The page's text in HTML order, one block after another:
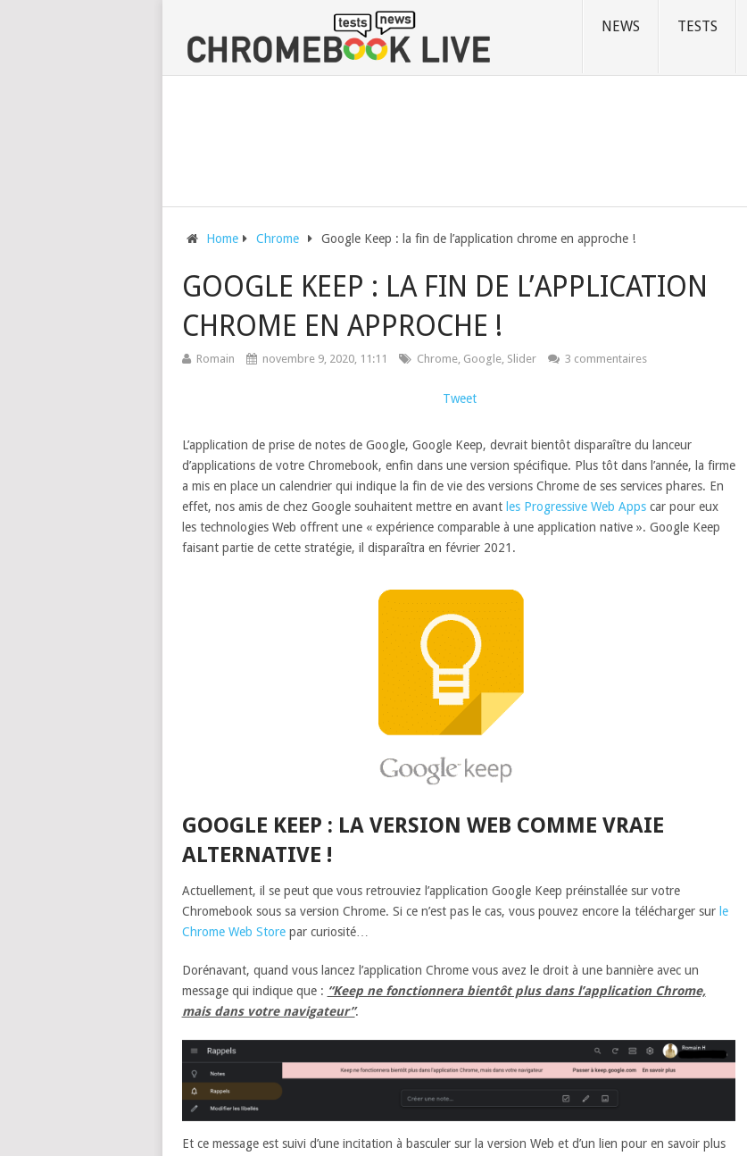
NEWS TESTS
Home Chrome Google Keep : la fin de l’application chrome en approche !
GOOGLE KEEP : LA FIN DE L’APPLICATION
CHROME EN APPROCHE !
Romain novembre 9, 2020, 11:11 Chrome, Google, Slider 3 commentaires
Tweet
L’application de prise de notes de Google, Google Keep, devrait bientôt disparaître du lanceur
d’applications de votre Chromebook, enfin dans une version spécifique. Plus tôt dans l’année, la firme
a mis en place un calendrier qui indique la fin de vie des versions Chrome de ses services phares. En
effet, nos amis de chez Google souhaitent mettre en avant les Progressive Web Appscar pour eux
les technologies Web offrent une « expérience comparable à une application native ». Google Keep
faisant partie de cette stratégie, il disparaîtra en février 2021.
GOOGLE KEEP : LA VERSION WEB COMME VRAIE
ALTERNATIVE !
Actuellement, il se peut que vous retrouviez l’application Google Keep préinstallée sur votre
Chromebook sous sa version Chrome. Si ce n’est pas le cas, vous pouvez encore la télécharger sur le
Chrome Web Storepar curiosité…
Dorénavant, quand vous lancez l’application Chrome vous avez le droit à une bannière avec un
message qui indique que : “Keep ne fonctionnera bientôt plus dans l’application Chrome,
mais dans votre navigateur”.
Et ce message est suivi d’une incitation à basculer sur la version Web et d’un lien pour en savoir plus